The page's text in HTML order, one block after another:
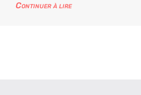
Continuer à lire